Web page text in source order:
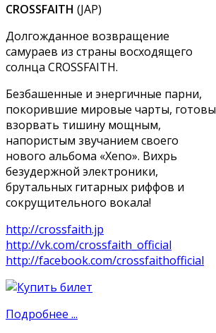
CROSSFAITH (JAP)
Долгожданное возвращение
самураев из страны восходящего
солнца CROSSFAITH.
Безбашенные и энергичные парни,
покорившие мировые чарты, готовы
взорвать тишину мощным,
напористым звучанием своего
нового альбома «Xeno». Вихрь
безудержной электроники,
брутальных гитарных риффов и
сокрущительного вокала!
http://crossfaith.jp
http://vk.com/crossfaith_official
http://facebook.com/crossfaithofficial
Подробнее ...